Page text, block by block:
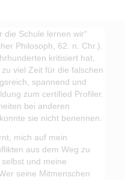
die Schule lernen wir“
Philosoph, 62. n. Chr.).
kritisiert hat,
viel Zeit für die falschen
spannend und
zum certified Profiler.
bei anderen
sie nicht benennen.
mich auf mein
aus dem Weg zu
und meine
seine Mitmenschen